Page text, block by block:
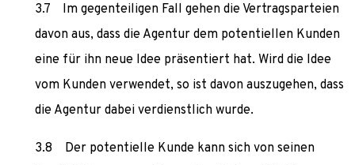
Im gegenteiligen Fall gehen die Vertragsparteien
davon aus, dass die Agentur dem potentiellen Kunden
eine für ihn neue Idee präsentiert hat. Wird die Idee
vom Kunden verwendet, so ist davon auszugehen, dass
die Agentur dabei verdienstlich wurde.
Der potentielle Kunde kann sich von seinen